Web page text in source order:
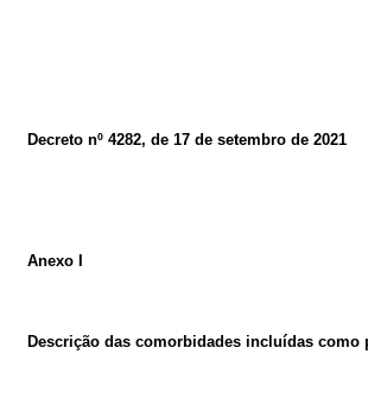
Decreto nº 4282, de 17 de setembro de 2021
Anexo
Descrição das comorbidades incluídas como